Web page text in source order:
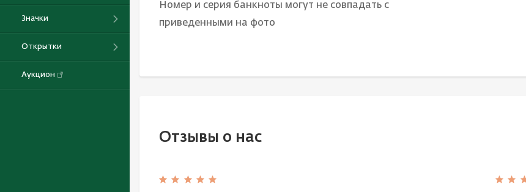
Значки
Открытки
Аукцион
Номер и серия банкноты могут не совпадать с
приведенными на фото
Отзывы о нас